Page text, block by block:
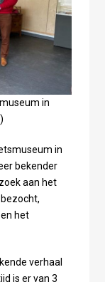
in
in
bekender
aan het
het
verhaal
is er van 3